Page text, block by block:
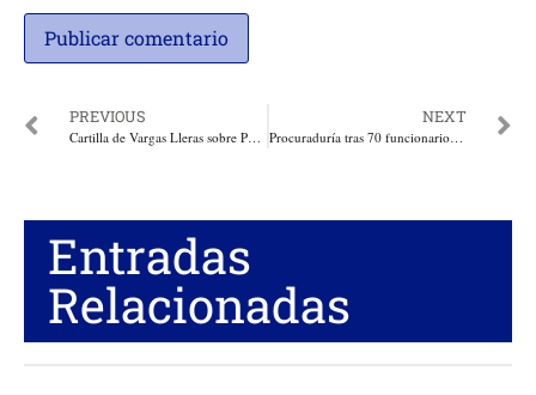
PREVIOUS
Cartilla de Vargas Lleras sobre Política Pública para la Familia disponible en el sistema de lectura braille
NEXT
Procuraduría tras 70 funcionarios públicos, entre ellos alcaldes de Galapa, El Banco Magdalena y Barranquilla, por presunta participación en política
Entradas
Relacionadas